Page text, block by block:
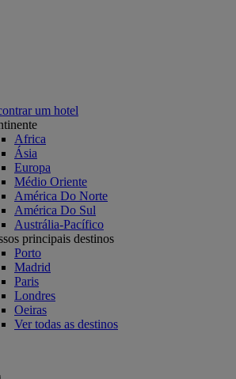
um hotel
Africa
Ásia
Europa
Médio Oriente
América Do Norte
América Do Sul
Austrália-Pacífico
principais destinos
Porto
Madrid
Paris
Londres
Oeiras
Ver todas as destinos